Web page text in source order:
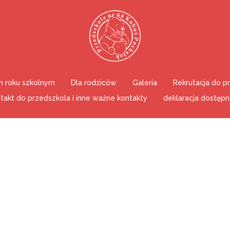
roku szkolnym Dla rodziców Galeria Rekrutacja do
do przedszkola i inne ważne kontakty
deklaracja